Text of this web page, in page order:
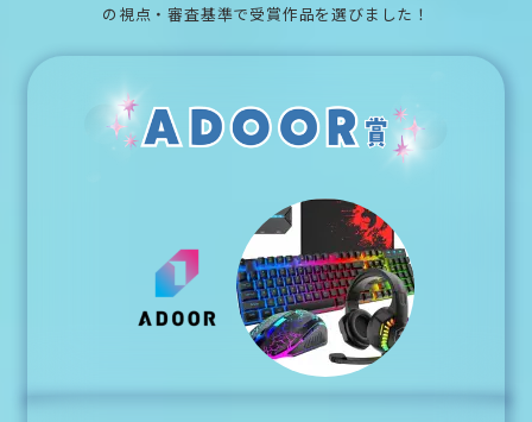
の視点・審査基準で受賞作品を選びました！